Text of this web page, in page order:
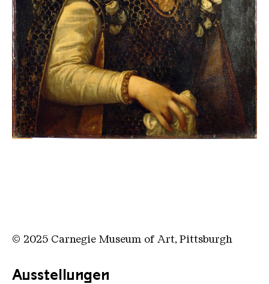
© 2025 Carnegie Museum of Art, Pittsburgh
Ausstellungen